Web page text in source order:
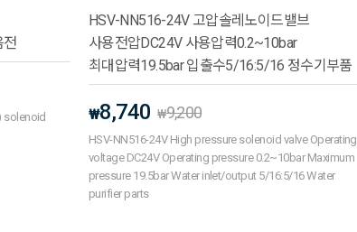
전
solenoid
HSV-NN516-24V 고압솔레노이드밸브
사용전압DC24V 사용압력0.2~10bar
최대압력19.5bar 입출수5/16:5/16 정수기부품
₩8,740 ₩9,200
HSV-NN516-24V High pressure solenoid valve Operating
voltage DC24V Operating pressure 0.2~10bar Maximum
pressure 19.5bar Water inlet/output 5/16:5/16 Water
purifier parts